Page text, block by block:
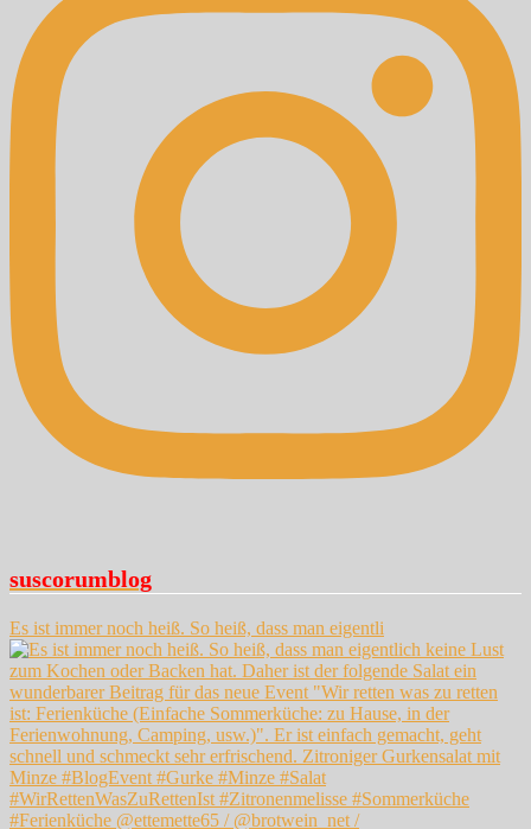
suscorumblog
Es ist immer noch heiß. So heiß, dass man eigentli